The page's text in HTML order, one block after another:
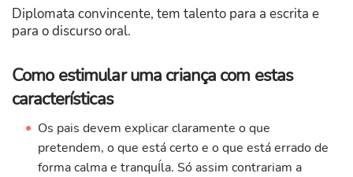
Diplomata convincente, tem talento para a escrita e
para o discurso oral.
Como estimular uma criança com estas
características
Os pais devem explicar claramente o que
pretendem, o que está certo e o que está errado de
forma calma e tranquÍla. Só assim contrariam a